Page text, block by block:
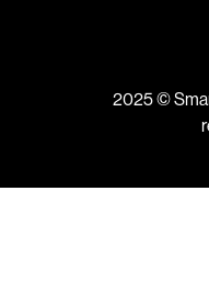
2025 ©